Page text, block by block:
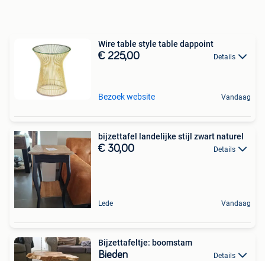
Wire table style table dappoint
€ 225,00 Details
Bezoek website Vandaag
bijzettafel landelijke stijl zwart naturel
€ 30,00 Details
Lede Vandaag
Bijzettafeltje: boomstam
Bieden Details